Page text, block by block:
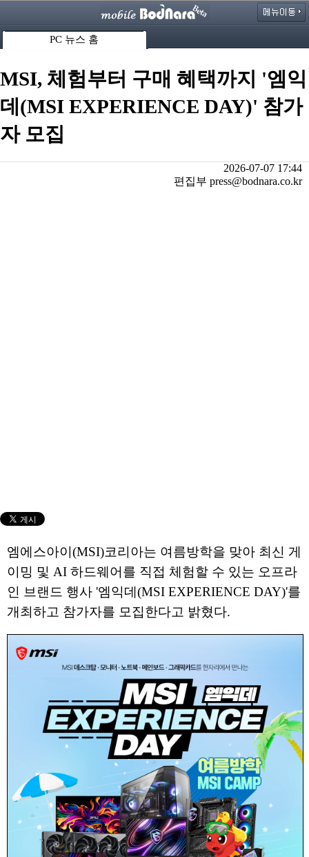
PC 뉴스 홈
MSI, 체험부터 구매 혜택까지 '엠익
데(MSI EXPERIENCE DAY)' 참가
자 모집
2026-07-07 17:44
편집부 press@bodnara.co.kr
엠에스아이(MSI)코리아는 여름방학을 맞아 최신 게
이밍 및 AI 하드웨어를 직접 체험할 수 있는 오프라
인 브랜드 행사 '엠익데(MSI EXPERIENCE DAY)'를
개최하고 참가자를 모집한다고 밝혔다.